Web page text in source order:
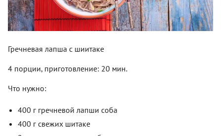
Гречневая лапша с шиитаке
4 порции, приготовление: 20 мин.
Что нужно:
400 г гречневой лапши соба
400 г свежих шитаке